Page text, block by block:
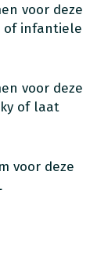
voor deze
of infantiele
voor deze
of laat
voor deze